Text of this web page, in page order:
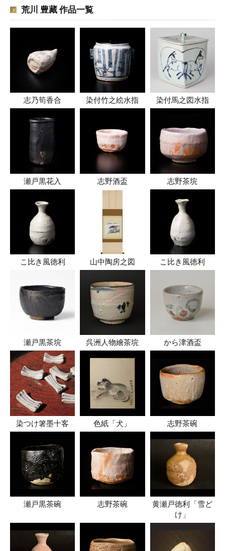
荒川 豊藏 作品一覧
志乃筍香合 染付竹之絵水指 染付馬之図水指
瀬戸黒花入 志野酒盃 志野茶垸
こ比き風徳利 山中陶房之図 こ比き風徳利
瀬戸黒茶垸 呉洲人物繪茶垸 から津酒盃
染つけ箸墨十客 色紙「犬」 志野茶碗
瀬戸黒茶碗 志野茶碗
黄瀬戸徳利「雪ど
け」